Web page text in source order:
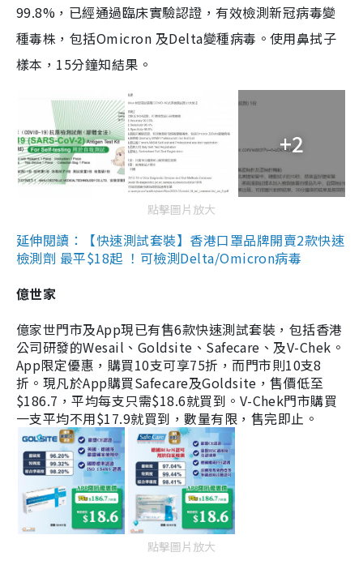
99.8%，已經通過臨床實驗認證，有效檢測新冠病毒變
種毒株，包括Omicron 及Delta變種病毒。使用鼻拭子
樣本，15分鐘知結果。
+2
點擊圖片放大
延伸閱讀：【快速測試套裝】香港口罩品牌開賣2款快速
檢測劑 最平$18起 ！可檢測Delta/Omicron病毒
億世家
億家世門市及App現已有售6款快速測試套裝，包括香港
公司研發的Wesail、Goldsite、Safecare、及V-Chek。
App限定優惠，購買10支可享75折，而門市則10支8
折。現凡於App購買Safecare及Goldsite，售價低至
$186.7，平均每支只需$18.6就買到。V-Chek門市購買
一支平均不用$17.9就買到，數量有限，售完即止。
點擊圖片放大